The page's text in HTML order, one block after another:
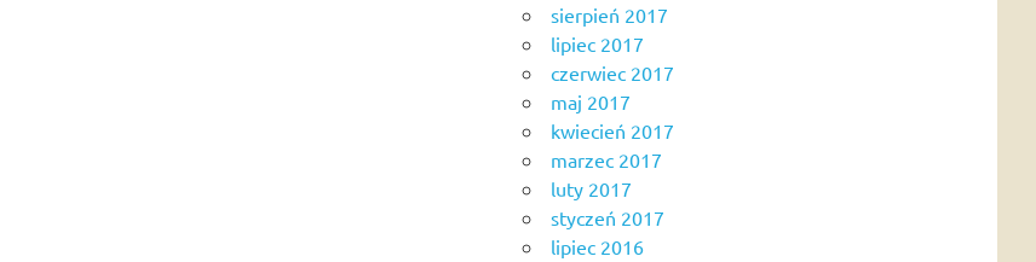
sierpień 2017
lipiec 2017
czerwiec 2017
maj 2017
kwiecień 2017
marzec 2017
luty 2017
styczeń 2017
lipiec 2016